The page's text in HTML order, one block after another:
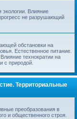
экологии. Влияние
не разрушающий
обстановки на
Естественное питание.
технократии на
с природой.
Территориальные
преобразования в
и общественного строя.